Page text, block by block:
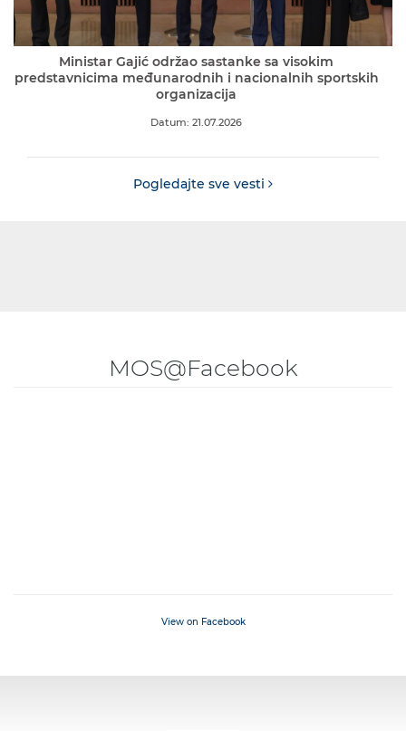
Ministar Gajić održao sastanke sa visokim
predstavnicima međunarodnih i nacionalnih sportskih
organizacija
Datum: 21.07.2026
Pogledajte sve vesti
MOS@Facebook
View on Facebook